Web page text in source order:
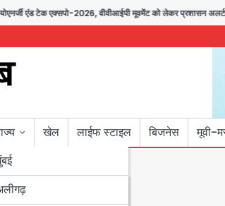
एंड टेक एक्सपो-2026, वीवीआईपी मूवमेंट को लेकर प्रशासन अलर्ट
प्रदेश
खेल लाईफ स्टाइल बिजनेस मूवी-